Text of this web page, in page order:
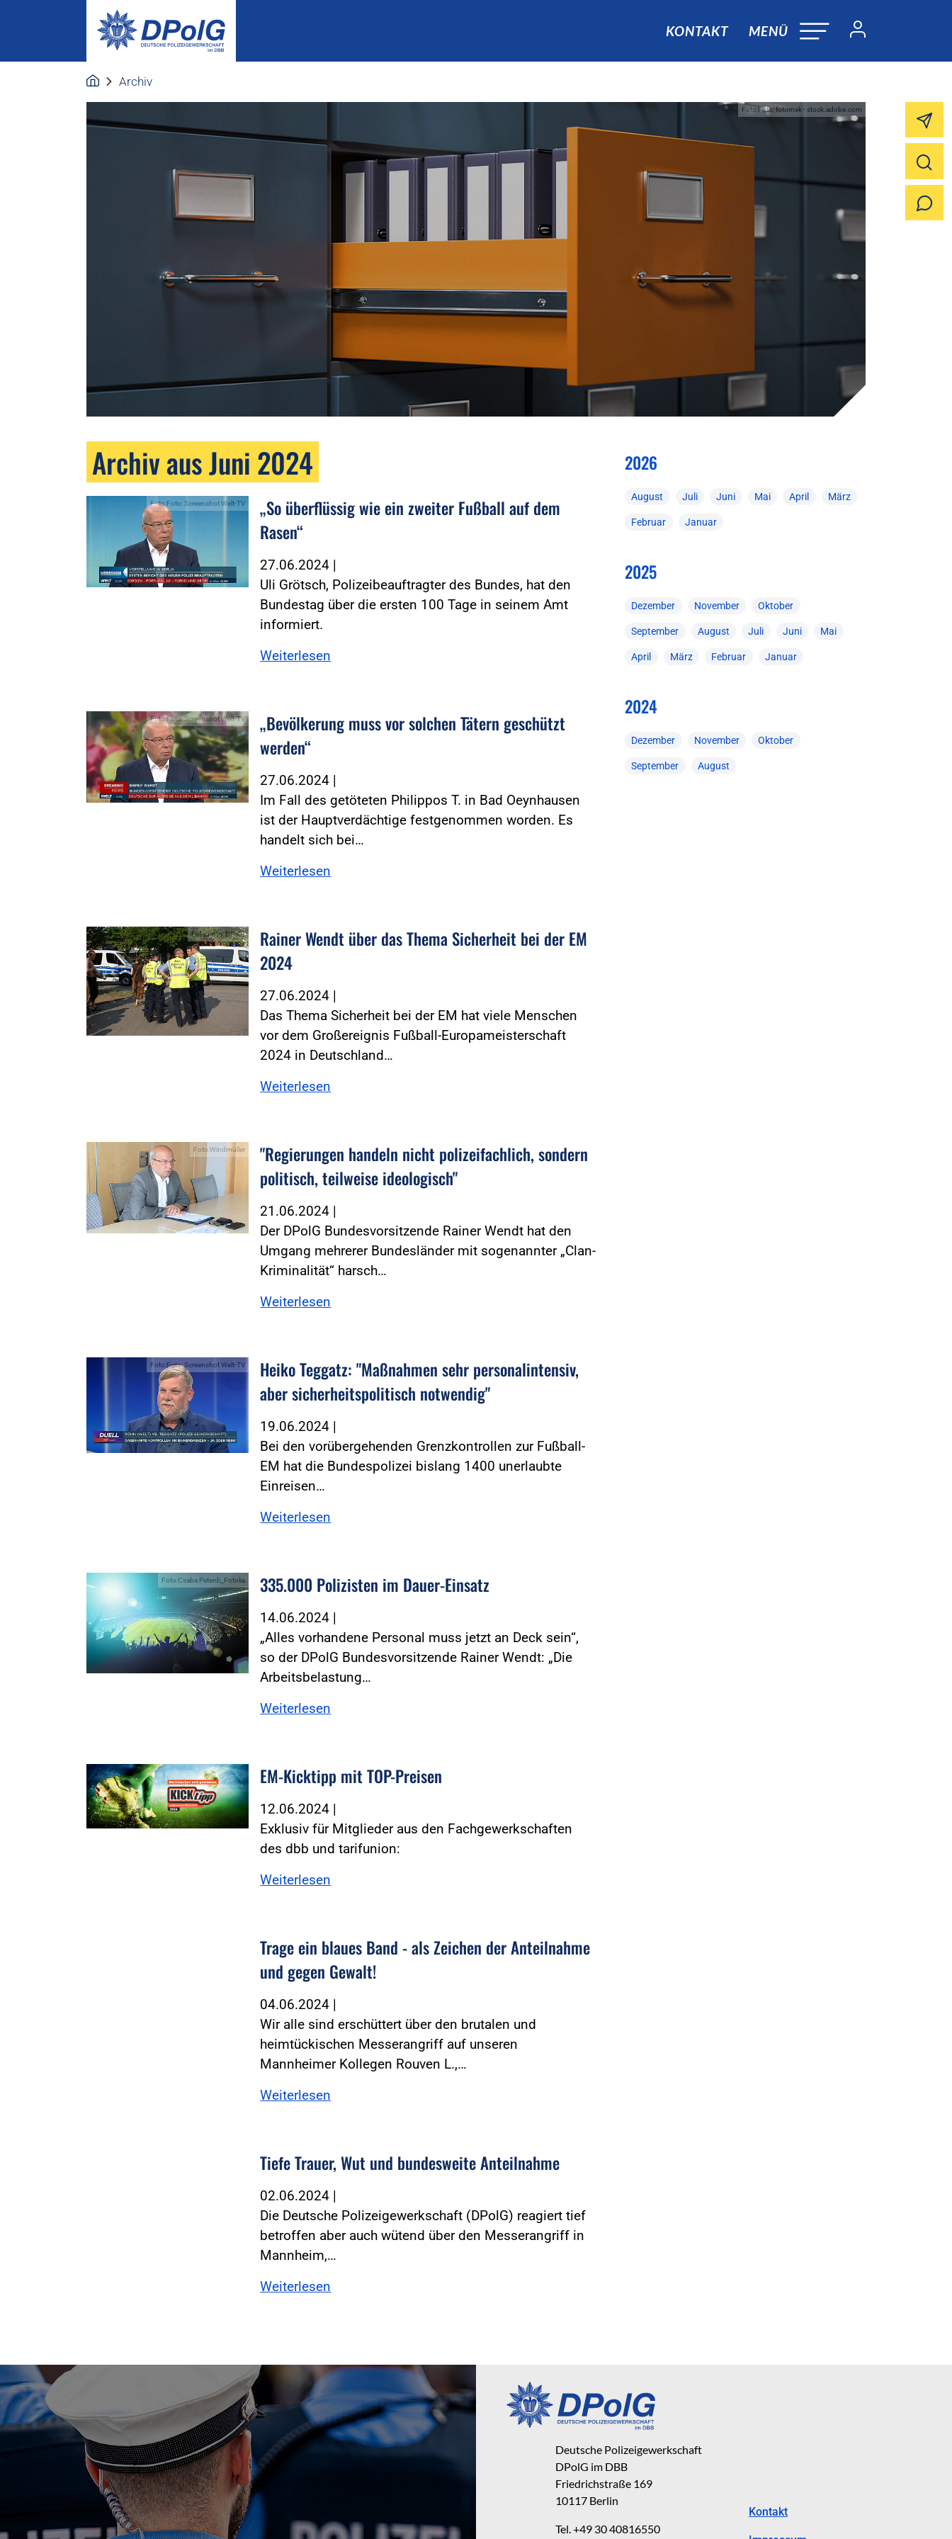
KONTAKT MENÜ
Archiv
Foto:Foto: fotomek - stock.adobe.com
Archiv aus Juni 2024
Foto:Foto: Screenshot Welt-TV
„So überflüssig wie ein zweiter Fußball auf dem
Rasen“
27.06.2024 |
Uli Grötsch, Polizeibeauftragter des Bundes, hat den
Bundestag über die ersten 100 Tage in seinem Amt
informiert.
Weiterlesen
Foto:Foto: Screenshot Welt-TV
„Bevölkerung muss vor solchen Tätern geschützt
werden“
27.06.2024 |
Im Fall des getöteten Philippos T. in Bad Oeynhausen
ist der Hauptverdächtige festgenommen worden. Es
handelt sich bei…
Weiterlesen
Foto:Foto: DPolG
Rainer Wendt über das Thema Sicherheit bei der EM
2024
27.06.2024 |
Das Thema Sicherheit bei der EM hat viele Menschen
vor dem Großereignis Fußball-Europameisterschaft
2024 in Deutschland…
Weiterlesen
Foto:Windmüller
"Regierungen handeln nicht polizeifachlich, sondern
politisch, teilweise ideologisch"
21.06.2024 |
Der DPolG Bundesvorsitzende Rainer Wendt hat den
Umgang mehrerer Bundesländer mit sogenannter „Clan-
Kriminalität“ harsch…
Weiterlesen
Foto:Foto: Screenshot Welt-TV
Heiko Teggatz: "Maßnahmen sehr personalintensiv,
aber sicherheitspolitisch notwendig"
19.06.2024 |
Bei den vorübergehenden Grenzkontrollen zur Fußball-
EM hat die Bundespolizei bislang 1400 unerlaubte
Einreisen…
Weiterlesen
Foto:Csaba Peterdi_Fotolia 335.000 Polizisten im Dauer-Einsatz
14.06.2024 |
„Alles vorhandene Personal muss jetzt an Deck sein“,
so der DPolG Bundesvorsitzende Rainer Wendt: „Die
Arbeitsbelastung…
Weiterlesen
EM-Kicktipp mit TOP-Preisen
12.06.2024 |
Exklusiv für Mitglieder aus den Fachgewerkschaften
des dbb und tarifunion:
Weiterlesen
Trage ein blaues Band - als Zeichen der Anteilnahme
und gegen Gewalt!
04.06.2024 |
Wir alle sind erschüttert über den brutalen und
heimtückischen Messerangriff auf unseren
Mannheimer Kollegen Rouven L.,…
Weiterlesen
Tiefe Trauer, Wut und bundesweite Anteilnahme
02.06.2024 |
Die Deutsche Polizeigewerkschaft (DPolG) reagiert tief
betroffen aber auch wütend über den Messerangriff in
Mannheim,…
Weiterlesen
2026
August Juli Juni Mai April März
Februar Januar
2025
Dezember November Oktober
September August Juli Juni Mai
April März Februar Januar
2024
Dezember November Oktober
September August
Deutsche Polizeigewerkschaft
DPolG im DBB
Friedrichstraße 169
10117 Berlin
Tel. +49 30 40816550
Kontakt